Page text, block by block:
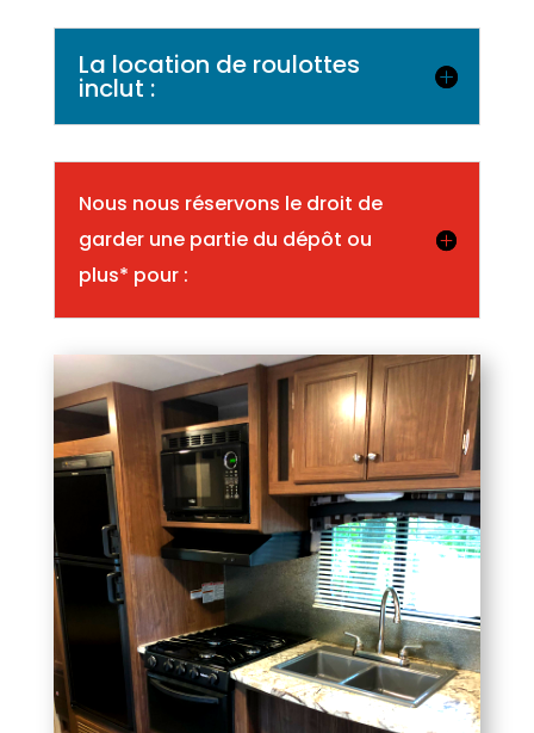
La location de roulottes
inclut :
Nous nous réservons le droit de
garder une partie du dépôt ou
plus* pour :